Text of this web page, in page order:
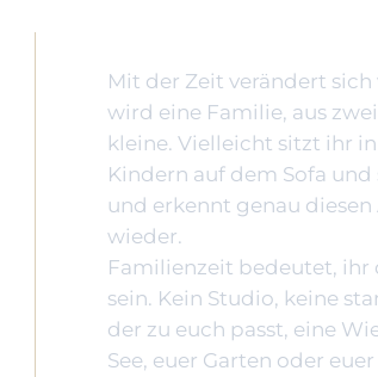
Mit der Zeit verändert sich
wird eine Familie, aus
kleine. Vielleicht sitzt ihr
Kindern auf dem Sofa
und erkennt genau
wieder.
Familienzeit bedeutet, ihr
sein. Kein Studio, keine
der zu euch passt, eine
See, euer Garten oder